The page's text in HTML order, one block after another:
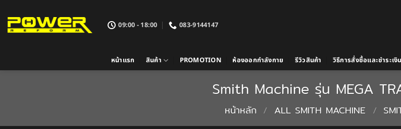
ไป
09:00 - 18:00 083-9144147
หน้าแรก สินค้า PROMOTION ห้องออกกำลังกาย รีวิวสินค้า วิธีการสั่งซื้อและชำระเงิน
Smith Machine รุ่น MEGA
หน้าหลัก / ALL SMITH MACHINE /